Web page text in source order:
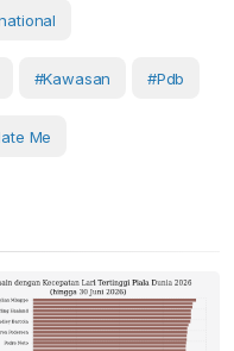
#Kawasan #pdb
Me